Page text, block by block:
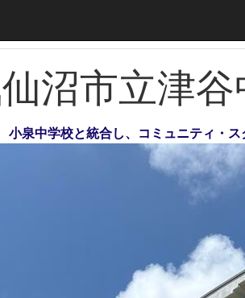
沼市立津谷
泉中学校と統合し、コミュニティ・